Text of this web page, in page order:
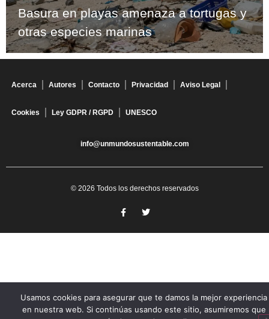
Basura en playas amenaza a tortugas y
otras especies marinas
Acerca Autores Contacto Privacidad Aviso Legal
Cookies Ley GDPR / RGPD UNESCO
info@unmundosustentable.com
© 2026 Todos los derechos reservados
Usamos cookies para asegurar que te damos la mejor experiencia
en nuestra web. Si continúas usando este sitio, asumiremos que